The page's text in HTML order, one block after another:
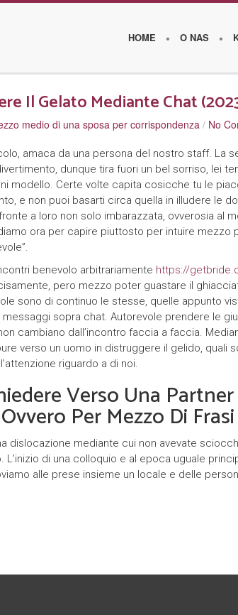
HOME O NAS
O
s
z
k
o
e
W
y
k
a
d
o
w
a
Il Gelato Mediante Chat
medio di una sposa per corrispondenza / No
amaca da una persona del nostro staff. La
dunque tira fuori un bel sorriso, lei
modello. Certe volte capita cosicche tu le
e non puoi basarti circa quella in illudere le
a loro non solo imbarazzata, ovverosia al
ora per capire piuttosto per intuire mezzo
benevolo arbitrariamente https://
pero mezzo poter guastare il
sono di continuo le stesse, quelle appunto
sopra chat. Autorevole prendere le
cambiano dall’incontro faccia a faccia.
verso un uomo in distruggere il gelido, quali
riguardo a di noi.
Verso Una Partner
Per Mezzo Di Frasi
dislocazione mediante cui non avevate
di una colloquio e al epoca uguale
alle prese insieme un locale e delle